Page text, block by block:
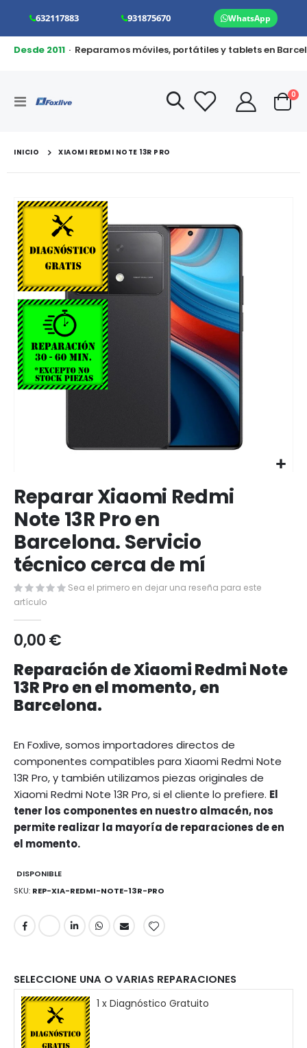
632117883 931875670 WhatsApp
Desde 2011· Reparamos móviles, portátiles y tablets en
Toggle
Cart
0
INICIO XIAOMI REDMI NOTE 13R PRO
Saltar
al
final
de
la
galería
de
imágenes
al
comienzo
de
la
galería
de
Reparar Xiaomi Redmi
Note 13R Pro en
Barcelona. Servicio
técnico cerca de mí
Sea el primero en dejar una reseña para este
artículo
0,00 €
Reparación de Xiaomi Redmi Note
13R Pro en el momento, en
Barcelona.
En Foxlive, somos importadores directos de
componentes compatibles para Xiaomi Redmi Note
13R Pro, y también utilizamos piezas originales de
Xiaomi Redmi Note 13R Pro, si el cliente lo prefiere. El
tener los componentes en nuestro almacén, nos
permite realizar la mayoría de reparaciones de en
el momento.
DISPONIBLE
SKU REP-XIA-REDMI-NOTE-13R-PRO
SELECCIONE UNA O VARIAS REPARACIONES
1 x Diagnóstico Gratuito